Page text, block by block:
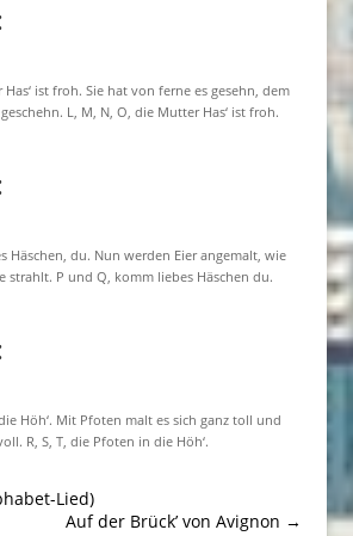
ist froh. Sie hat von ferne es gesehn, dem
L, M, N, O, die Mutter Has‘ ist froh.
Häschen, du. Nun werden Eier angemalt, wie
strahlt. P und Q, komm liebes Häschen du.
Höh‘. Mit Pfoten malt es sich ganz toll und
R, S, T, die Pfoten in die Höh‘.
Lied)
Auf der Brück’ von Avignon →